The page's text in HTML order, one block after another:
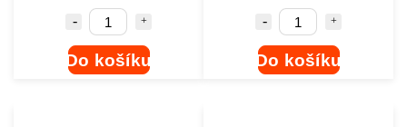
Do košíku Do košíku